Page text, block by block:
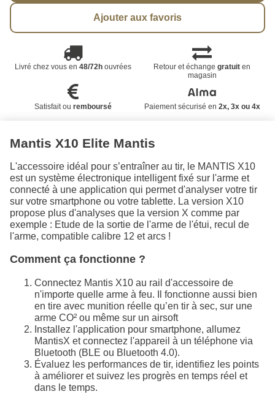
Ajouter aux favoris
Livré chez vous en 48/72houvrées Retour et échangegratuit en
magasin
Satisfait ou remboursé Paiement sécurisé en 2x, 3x ou 4x
Mantis X10 Elite Mantis
L'accessoire idéal pour s’entraîner au tir, le MANTIS X10
est un système électronique intelligent fixé sur l'arme et
connecté à une application qui permet d'analyser votre tir
sur votre smartphone ou votre tablette. La version X10
propose plus d'analyses que la version X comme par
exemple : Etude de la sortie de l'arme de l'étui, recul de
l'arme, compatible calibre 12 et arcs !
Comment ça fonctionne ?
Connectez Mantis X10 au rail d'accessoire de
n'importe quelle arme à feu. Il fonctionne aussi bien
en tire avec munition réelle qu’en tir à sec, sur une
arme CO² ou même sur un airsoft
Installez l'application pour smartphone, allumez
MantisX et connectez l'appareil à un téléphone via
Bluetooth (BLE ou Bluetooth 4.0).
Évaluez les performances de tir, identifiez les points
à améliorer et suivez les progrès en temps réel et
dans le temps.